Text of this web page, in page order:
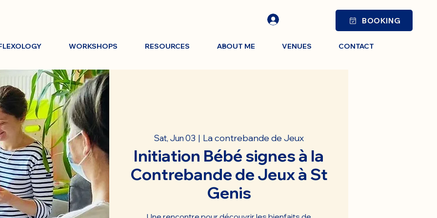
BOOKING
WORKSHOPS RESOURCES ABOUT ME VENUES CONTACT
Sat, Jun 03
  |
La contrebande de Jeux
Initiation Bébé signes à la
Contrebande de Jeux à St
Genis